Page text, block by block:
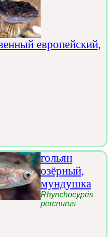
европейский,
гольян
озёрный,
мундушка
Rhynchocypris
percnurus